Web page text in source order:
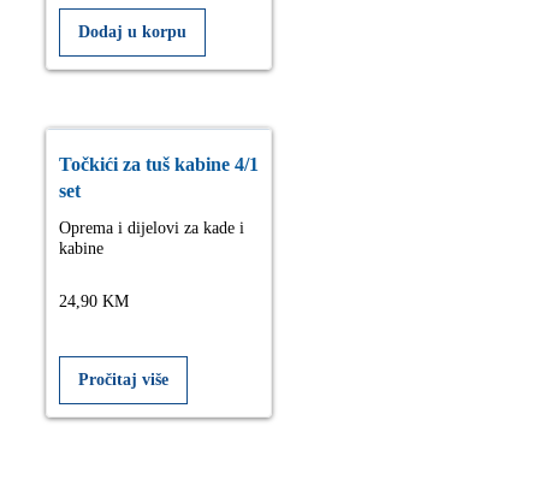
Dodaj u korpu
Točkići za tuš kabine 4/1
set
Oprema i dijelovi za kade i
kabine
24,90 KM
Pročitaj više